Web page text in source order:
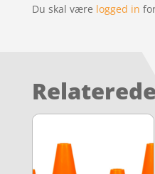
Du skal være logged in